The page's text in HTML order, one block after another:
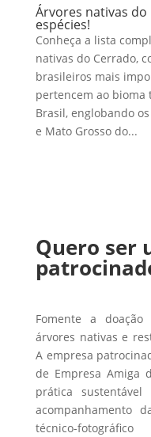
Árvores nativas
espécies!
Conheça a lista
nativas do Cerrado,
brasileiros mais
pertencem ao bioma
Brasil, englobando
e Mato Grosso do...
Quero ser
Fomente a
árvores nativas e
A empresa
de Empresa Amiga
prática
acompanhamento
técnico-